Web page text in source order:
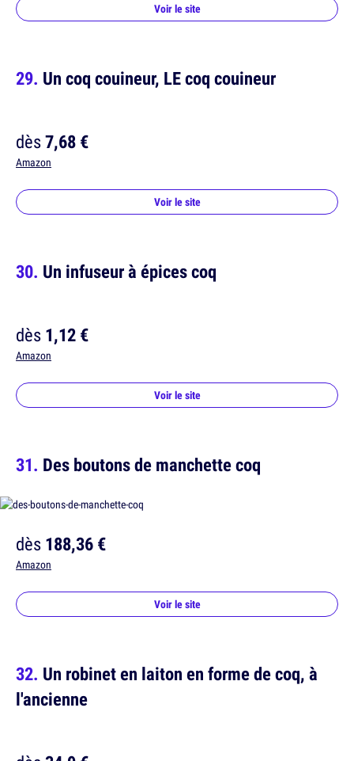
Voir le site
Un coq couineur, LE coq couineur
dès7,68 €
Amazon
Voir le site
Un infuseur à épices coq
dès1,12 €
Amazon
Voir le site
Des boutons de manchette coq
dès188,36 €
Amazon
Voir le site
Un robinet en laiton en forme de coq, à
l'ancienne